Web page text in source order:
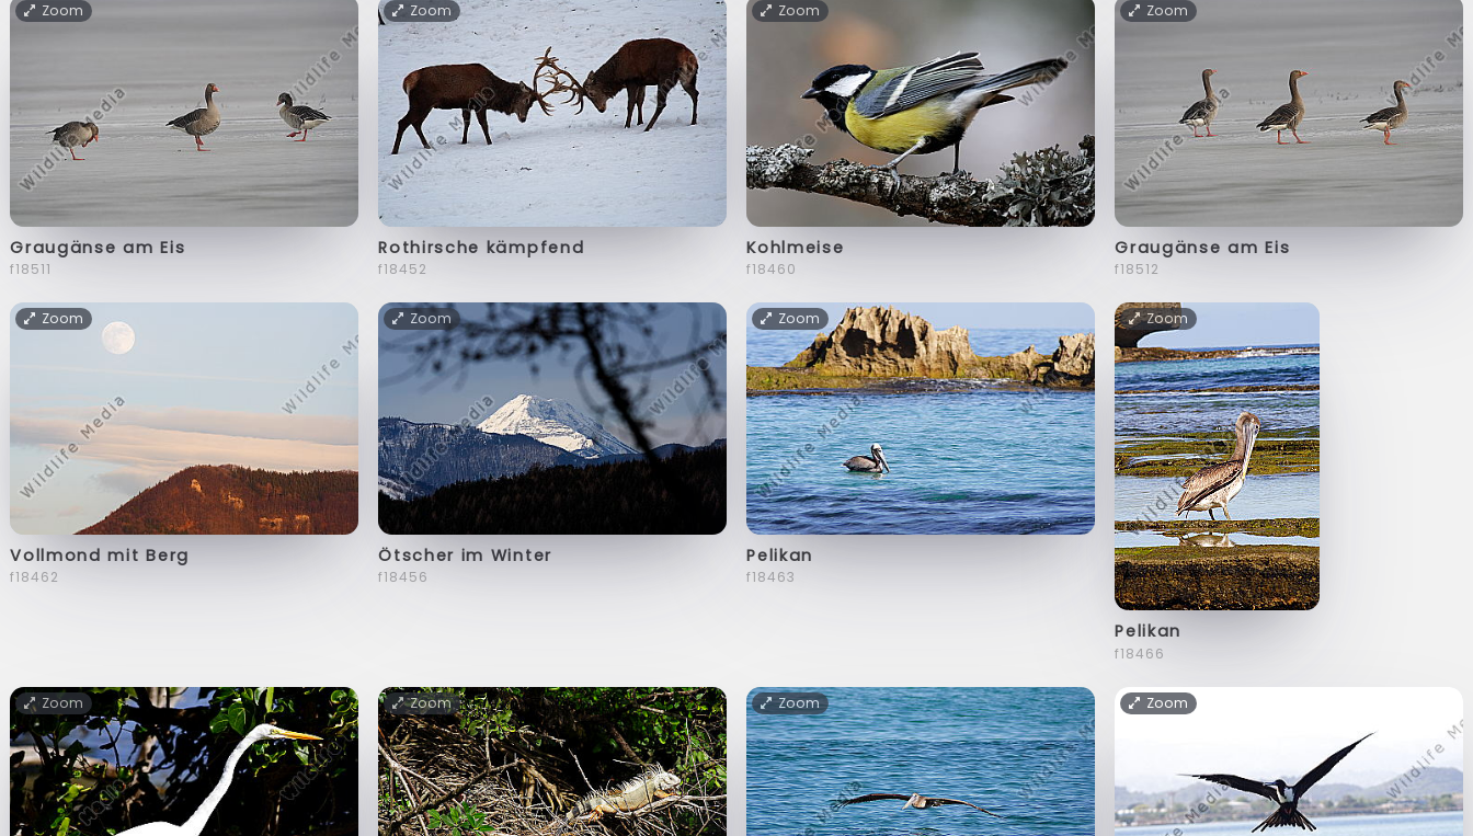
Zoom
Graugänse am Eis
f18511
Zoom
Rothirsche kämpfend
f18452
Zoom
Kohlmeise
f18460
Zoom
Graugänse am Eis
f18512
Zoom
Vollmond mit Berg
f18462
Zoom
Ötscher im Winter
f18456
Zoom
Pelikan
f18463
Zoom
Pelikan
f18466
Zoom Zoom Zoom Zoom